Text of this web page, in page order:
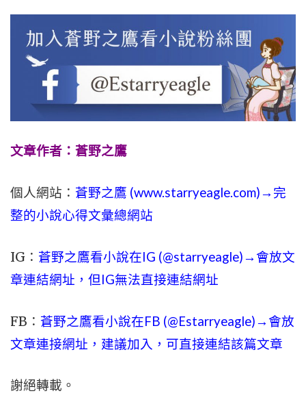
文章作者：蒼野之鷹
個人網站： 蒼野之鷹 (www.starryeagle.com)→完
整的小說心得文彙總網站
IG： 蒼野之鷹看小說在IG (@starryeagle)→會放文
章連結網址，但IG無法直接連結網址
FB： 蒼野之鷹看小說在FB (@Estarryeagle)→會放
文章連接網址，建議加入，可直接連結該篇文章
謝絕轉載。